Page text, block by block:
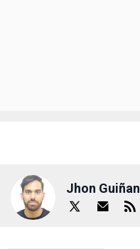
Jhon Guiñan